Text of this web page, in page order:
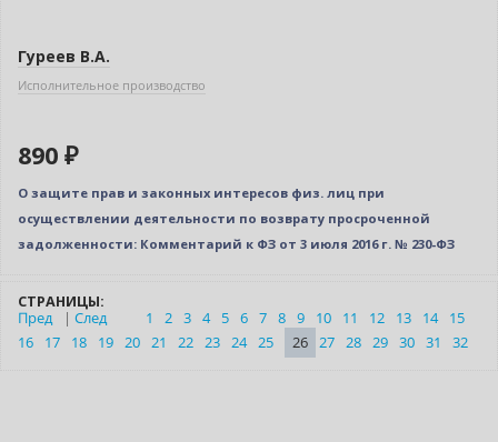
Гуреев В.А.
Исполнительное производство
890 ₽
О защите прав и законных интересов физ. лиц при
осуществлении деятельности по возврату просроченной
задолженности: Комментарий к ФЗ от 3 июля 2016 г. № 230-ФЗ
СТРАНИЦЫ:
Пред
| След 1 2 3 4 5 6 7 8 9 10 11 12 13 14
15
16
17 18 19 20 21 22 23 24 25 26 27 28 29 30 31 32